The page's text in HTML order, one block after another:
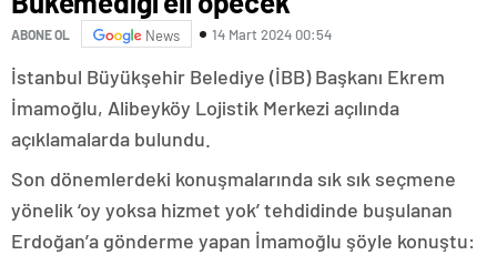
ABONE OL News 14 Mart 2024 00:54
İstanbul Büyükşehir Belediye (İBB) Başkanı Ekrem
İmamoğlu, Alibeyköy Lojistik Merkezi açılında
açıklamalarda bulundu.
Son dönemlerdeki konuşmalarında sık sık seçmene
yönelik ‘oy yoksa hizmet yok’ tehdidinde buşulanan
Erdoğan’a gönderme yapan İmamoğlu şöyle konuştu: